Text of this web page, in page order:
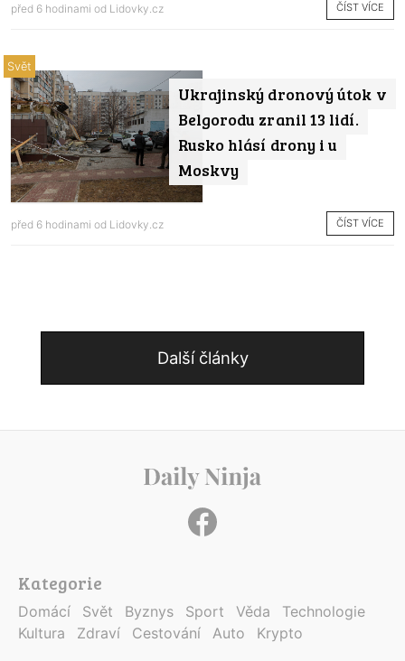
před 6 hodinami od Lidovky.cz ČÍST VÍCE
Ukrajinský dronový útok v
Belgorodu zranil 13 lidí.
Rusko hlásí drony i u
Moskvy
Svět
před 6 hodinami od Lidovky.cz ČÍST VÍCE
Další články
Kategorie
Domácí Svět Byznys Sport Věda
Technologie
Kultura
Zdraví Cestování Auto Krypto